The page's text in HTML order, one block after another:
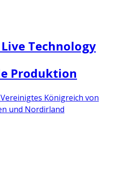
Technology
Produktion
Königreich von
und Nordirland